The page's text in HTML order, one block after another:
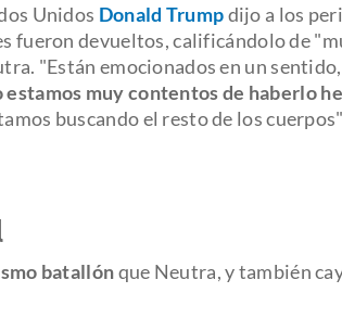
Unidos Donald Trumpdijo a los
fueron devueltos, calificándolo de
"Están emocionados en un
estamos muy contentos de haberlo
buscando el resto de los
batallónque Neutra, y también